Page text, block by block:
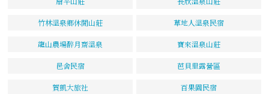
竹林溫泉鄉休閒山莊 草地人溫泉民宿
龍山農場醉月齋溫泉 寶來溫泉山莊
邑舍民宿 芭貝里露營區
賀凱大旅社 百果園民宿